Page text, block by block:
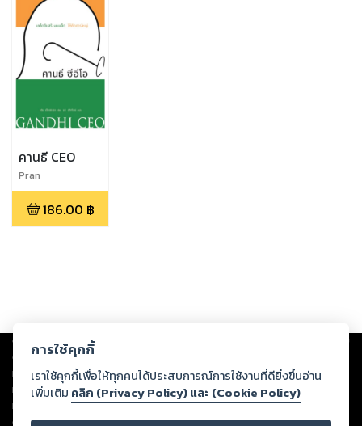
คานธี CEO
Pran
Publishing,อลัน
แอ็กเซลรอด
186.00 ฿
Copyright © 2026
ต่อผลงานหรือเนื้อหาใดที่อัปโหลดผ่านเว็บไซต์และปรากฏว่าละเมิดสิทธิใน
ทรัพย์สินทางปัญญาของบุคคลอื่นหรือขัดต่อกฎหมายและศีลธรรม ดังนั้น ผู้อ่าน
ทุกท่านโปรดใช้วิจารณญาณในการกลั่นกรองด้วยตนเอง และหากท่านพบว่าส่วน
หนึ่งส่วนใดขัดต่อกฎหมายและศีลธรรม กรุณาแจ้งมายังบริษัท เพื่อทีมงานจะได้
ดำเนินการในทันที ทั้งนี้ ทางสตอรี่ล็อกขอสงวนลิขสิทธิ์ตามพระราชบัญญัติ
การใช้คุกกี้
เราใช้คุกกี้เพื่อให้ทุกคนได้ประสบการณ์การใช้งานที่ดียิ่งขึ้นอ่าน
เพิ่มเติม คลิก (Privacy Policy) และ (Cookie Policy)